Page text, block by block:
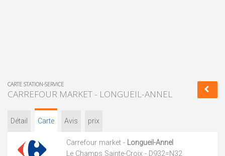
CARTE STATION-SERVICE
CARREFOUR MARKET - LONGUEIL-ANNEL
Détail Carte Avis prix
Carrefour market - Longueil-Annel
Le Champs Sainte-Croix - D932=N32